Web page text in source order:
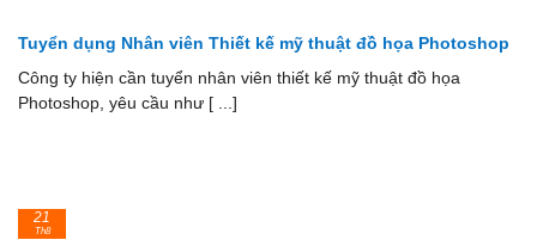
Tuyển dụng Nhân viên Thiết kế mỹ thuật đồ họa Photoshop
Công ty hiện cần tuyển nhân viên thiết kế mỹ thuật đồ họa
Photoshop, yêu cầu như [ ...]
21
Th8